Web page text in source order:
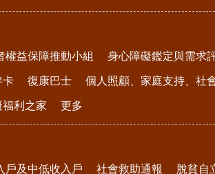
權益保障推動小組 身心障礙鑑定與需求
卡 復康巴士 個人照顧、家庭支持、社
利之家 更多
戶及中低收入戶 社會救助通報 脫貧自